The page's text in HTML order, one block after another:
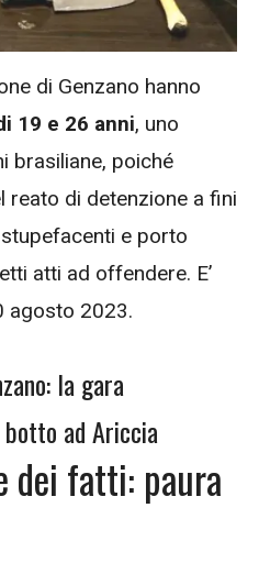
di Genzano hanno
19 e 26 anni, uno
brasiliane, poiché
reato di detenzione a fini
e porto
atti ad offendere. E’
agosto 2023.
la gara
ad Ariccia
dei fatti: paura